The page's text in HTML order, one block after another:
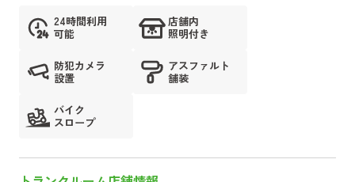
24時間利用
可能
店舗内
照明付き
防犯カメラ
設置
アスファルト
舗装
バイク
スロープ